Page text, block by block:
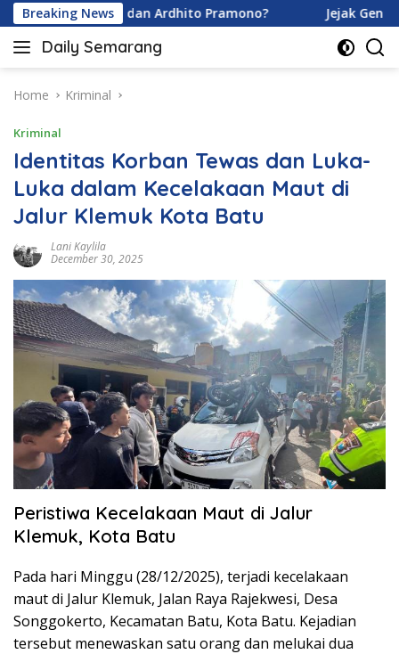
Skip
to
content
Breaking News
Karamoy dan Ardhito Pramono? Jejak Gen Buka
Daily Semarang
"Semarang
Ini:
Terkini
untuk
Anda"
Home Kriminal
Kriminal
Identitas Korban Tewas dan Luka-
Luka dalam Kecelakaan Maut di
Jalur Klemuk Kota Batu
Lani Kaylila
December 30, 2025
Peristiwa Kecelakaan Maut di Jalur
Klemuk, Kota Batu
Pada hari Minggu (28/12/2025), terjadi kecelakaan
maut di Jalur Klemuk, Jalan Raya Rajekwesi, Desa
Songgokerto, Kecamatan Batu, Kota Batu. Kejadian
tersebut menewaskan satu orang dan melukai dua